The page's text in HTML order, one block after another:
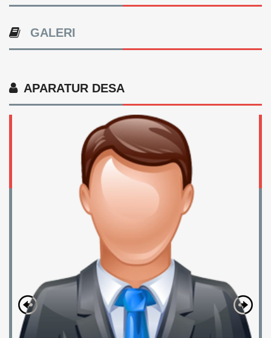
GALERI
APARATUR DESA